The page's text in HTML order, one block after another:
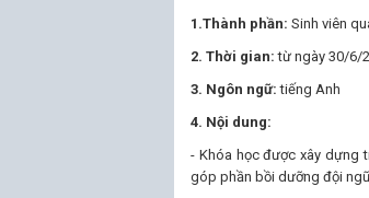
1.Thành phần: Sinh viên
2. Thời gian:từ ngày 30/6/
3. Ngôn ngữ:tiếng Anh
4. Nội dung:
- Khóa học được xây dựng
góp phần bồi dưỡng đội